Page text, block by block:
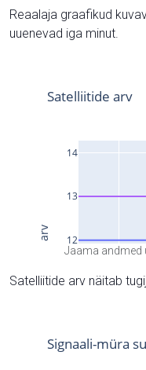
Reaalaja graafikud
uuenevad iga minut.
Jaama andmed
Satelliitide arv näitab